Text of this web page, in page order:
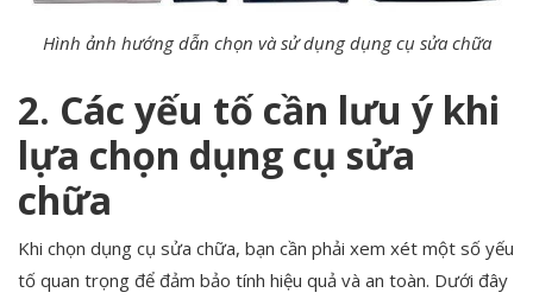
Hình ảnh hướng dẫn chọn và sử dụng dụng cụ sửa chữa
2. Các yếu tố cần lưu ý khi
lựa chọn dụng cụ sửa
chữa
Khi chọn dụng cụ sửa chữa, bạn cần phải xem xét một số yếu
tố quan trọng để đảm bảo tính hiệu quả và an toàn. Dưới đây